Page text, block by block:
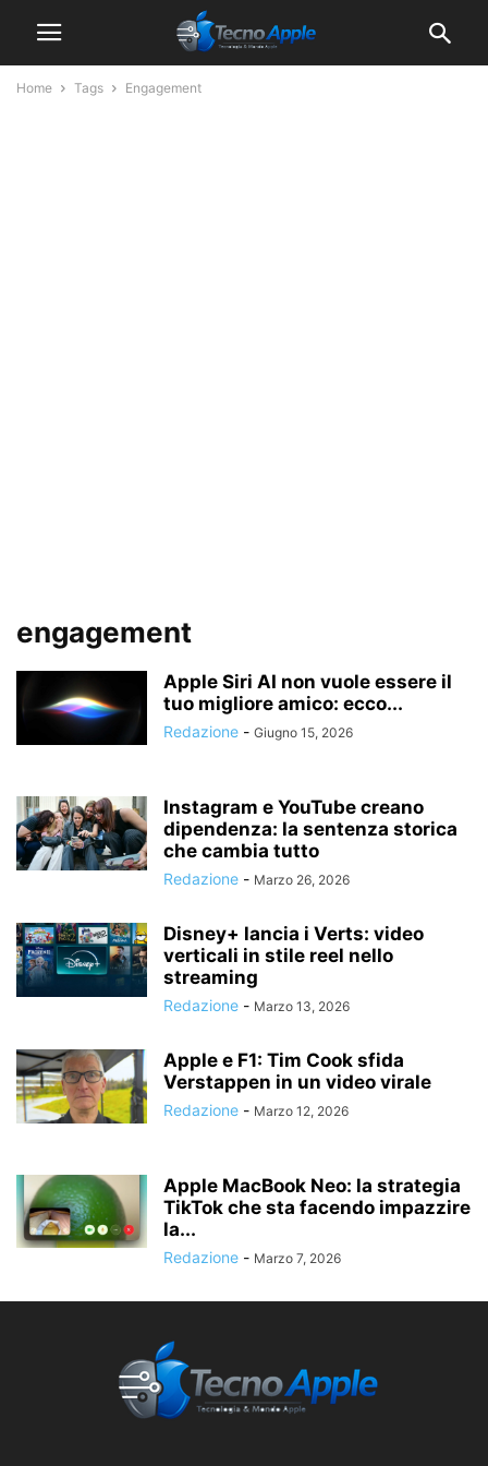
Home Tags Engagement
engagement
Apple Siri AI non vuole essere il
tuo migliore amico: ecco...
Redazione - Giugno 15, 2026
Instagram e YouTube creano
dipendenza: la sentenza storica
che cambia tutto
Redazione - Marzo 26, 2026
Disney+ lancia i Verts: video
verticali in stile reel nello
streaming
Redazione - Marzo 13, 2026
Apple e F1: Tim Cook sfida
Verstappen in un video virale
Redazione - Marzo 12, 2026
Apple MacBook Neo: la strategia
TikTok che sta facendo impazzire
la...
Redazione - Marzo 7, 2026